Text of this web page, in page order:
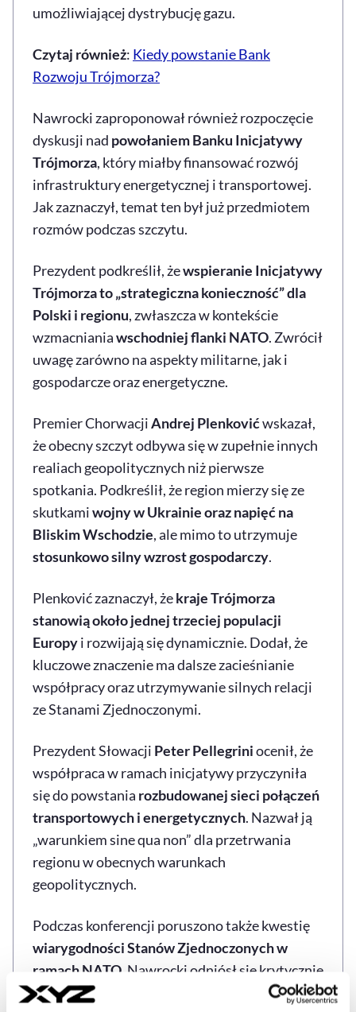
umożliwiającej dystrybucję gazu.
Czytaj również: Kiedy powstanie Bank
Rozwoju Trójmorza?
Nawrocki zaproponował również rozpoczęcie
dyskusji nad powołaniem Banku Inicjatywy
Trójmorza, który miałby finansować rozwój
infrastruktury energetycznej i transportowej.
Jak zaznaczył, temat ten był już przedmiotem
rozmów podczas szczytu.
Prezydent podkreślił, żewspieranie Inicjatywy
Trójmorza to „strategiczna konieczność” dla
Polski i regionu, zwłaszcza w kontekście
wzmacnianiawschodniej flanki NATO. Zwrócił
uwagę zarówno na aspekty militarne, jak i
gospodarcze oraz energetyczne.
Premier ChorwacjiAndrej Plenkovićwskazał,
że obecny szczyt odbywa się w zupełnie innych
realiach geopolitycznych niż pierwsze
spotkania. Podkreślił, że region mierzy się ze
skutkamiwojny w Ukrainie oraz napięć na
Bliskim Wschodzie, ale mimo to utrzymuje
stosunkowo silny wzrost gospodarczy.
Plenković zaznaczył, żekraje Trójmorza
stanowią około jednej trzeciej populacji
Europyi rozwijają się dynamicznie. Dodał, że
kluczowe znaczenie ma dalsze zacieśnianie
współpracy oraz utrzymywanie silnych relacji
ze Stanami Zjednoczonymi.
Prezydent Słowacji Peter Pellegriniocenił, że
współpraca w ramach inicjatywy przyczyniła
się do powstania rozbudowanej sieci połączeń
transportowych i energetycznych. Nazwał ją
„warunkiem sine qua non” dla przetrwania
regionu w obecnych warunkach
geopolitycznych.
Podczas konferencji poruszono także kwestię
wiarygodności Stanów Zjednoczonych w
ramach NATO . Nawrocki odniósł się krytycznie
do wypowiedzi premiera
Donalda Tuska, który